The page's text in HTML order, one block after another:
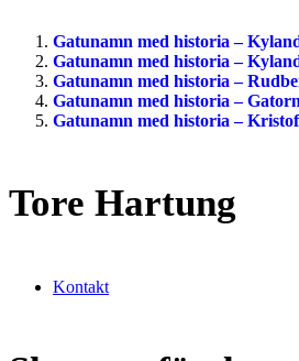
Gatunamn med historia –
Gatunamn med historia –
Gatunamn med historia –
Gatunamn med historia –
Gatunamn med historia –
Tore Hartung
Kontakt